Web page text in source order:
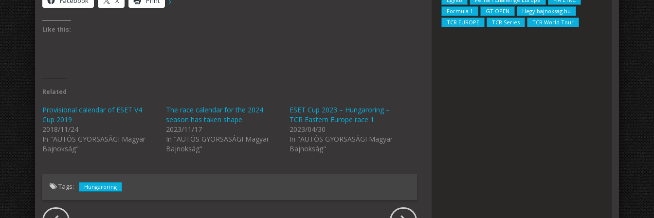
Like this:
Related
Provisional calendar of ESET V4
Cup 2019
2018/11/24
In "AUTÓS GYORSASÁGI Magyar
Bajnokság"
The race calendar for the 2024
season has taken shape
2023/11/17
In "AUTÓS GYORSASÁGI Magyar
Bajnokság"
ESET Cup 2023 – Hungaroring –
TCR Eastern Europe race 1
2023/04/30
In "AUTÓS GYORSASÁGI Magyar
Bajnokság"
Tags: Hungaroring
Formula 1
GT OPEN
Hegyibajnoksag.hu
TCR EUROPE
TCR Series TCR World Tour